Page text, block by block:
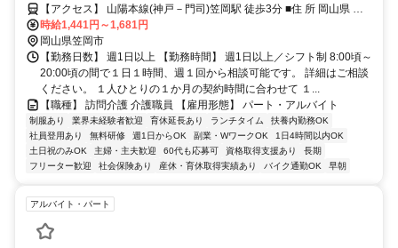
【アクセス】 山陽本線(神戸－門司)笠岡駅 徒歩3分 ■住 所 岡山県 笠
岡市 中央町22-11 ■アクセス 山陽本線(神戸－門司)笠岡駅 徒歩3分
時給1,441円～1,681円
岡山県笠岡市
【勤務日数】 週1日以上 【勤務時間】 週1日以上／シフト制 8:00頃～
20:00頃の間で１日１時間、週１回から相談可能です。 詳細はご相談
ください。 １人ひとりの１か月の契約時間に合わせて １...
【職種】 訪問介護 介護職員 【雇用形態】 パート・アルバイト
制服あり 業界未経験者歓迎 育休延長あり ランチタイム
扶養内勤務OK
社員登用あり
無料研修 週1日からOK 副業・WワークOK
1日4時間以内OK
土日祝のみOK
主婦・主夫歓迎 60代も応募可 資格取得支援あり
長期
フリーター歓迎
社会保険あり 産休・育休取得実績あり バイク通勤OK 早朝
アルバイト・パート